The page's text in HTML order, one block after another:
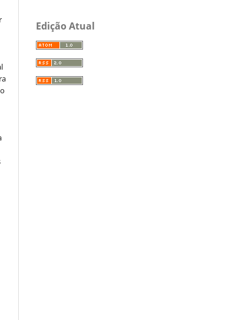
Edição Atual